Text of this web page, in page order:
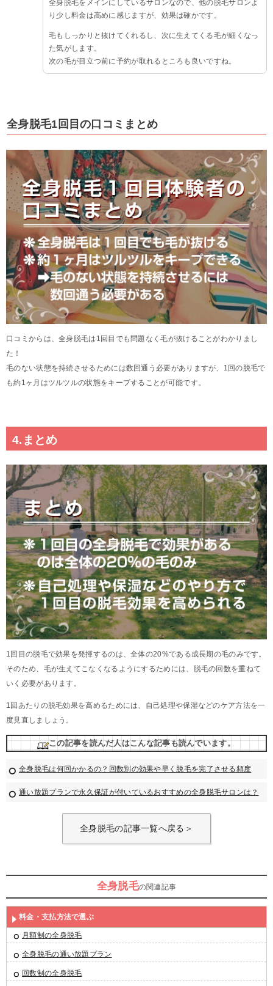
全身脱毛をメインにしているサロンなので、他の脱毛サロンよ
り少し料金は高めに感じますが、効果は確かです。
毛もしっかりと抜けてくれるし、次に生えてくる毛が細くなっ
た気がします。
次の毛が目立つ前に予約が取れるところも良いですね。
全身脱毛1回目の口コミまとめ
口コミからは、全身脱毛は1回目でも問題なく毛が抜けることがわかりまし
た！
毛のない状態を持続させるためには数回通う必要がありますが、1回の脱毛で
も約1ヶ月はツルツルの状態をキープすることが可能です。
4.まとめ
1回目の脱毛で効果を発揮するのは、全体の20%である成長期の毛のみです。
そのため、毛が生えてこなくなるようにするためには、脱毛の回数を重ねて
いく必要があります。
1回あたりの脱毛効果を高めるためには、自己処理や保湿などのケア方法を一
度見直しましょう。
この記事を読んだ人はこんな記事も読んでいます。
全身脱毛は何回かかるの？回数別の効果や早く脱毛を完了させる頻度
通い放題プランで永久保証が付いているおすすめの全身脱毛サロンは？
全身脱毛の記事一覧へ戻る＞
全身脱毛の関連記事
料金・支払方法で選ぶ
月額制の全身脱毛
全身脱毛の通い放題プラン
回数制の全身脱毛